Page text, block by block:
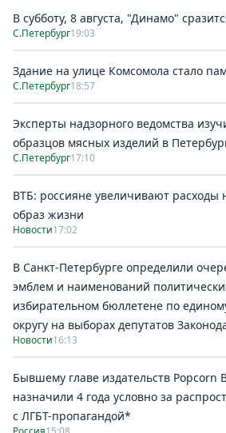
В субботу, 8 августа, "Динамо"
С.Петербург19:03
Здание на улице Комсомола стало
С.Петербург18:57
Эксперты надзорного ведомства
образцов мясных изделий в
С.Петербург17:10
ВТБ: россияне увеличивают расходы
образ жизни
Новости17:02
В Санкт-Петербурге определили
эмблем и наименований
избирательном бюллетене по
округу на выборах депутатов
Новости16:13
Бывшему главе издательств Popcorn
назначили 4 года условно за
с ЛГБТ-пропагандой*